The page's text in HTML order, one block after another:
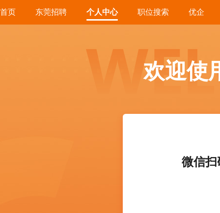
首页 东莞招聘 个人中心 职位搜索 优企
欢迎使
微信扫